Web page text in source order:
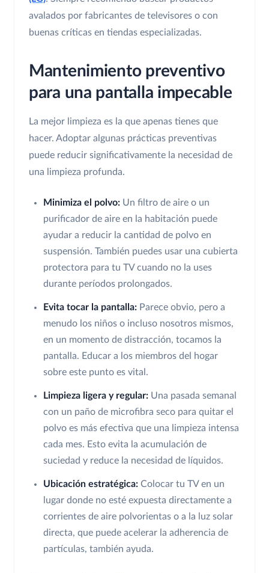
avalados por fabricantes de televisores o con
buenas críticas en tiendas especializadas.
Mantenimiento preventivo
para una pantalla impecable
La mejor limpieza es la que apenas tienes que
hacer. Adoptar algunas prácticas preventivas
puede reducir significativamente la necesidad de
una limpieza profunda.
Minimiza el polvo: Un filtro de aire o un
purificador de aire en la habitación puede
ayudar a reducir la cantidad de polvo en
suspensión. También puedes usar una cubierta
protectora para tu TV cuando no la uses
durante períodos prolongados.
Evita tocar la pantalla: Parece obvio, pero a
menudo los niños o incluso nosotros mismos,
en un momento de distracción, tocamos la
pantalla. Educar a los miembros del hogar
sobre este punto es vital.
Limpieza ligera y regular: Una pasada semanal
con un paño de microfibra seco para quitar el
polvo es más efectiva que una limpieza intensa
cada mes. Esto evita la acumulación de
suciedad y reduce la necesidad de líquidos.
Ubicación estratégica: Colocar tu TV en un
lugar donde no esté expuesta directamente a
corrientes de aire polvorientas o a la luz solar
directa, que puede acelerar la adherencia de
partículas, también ayuda.